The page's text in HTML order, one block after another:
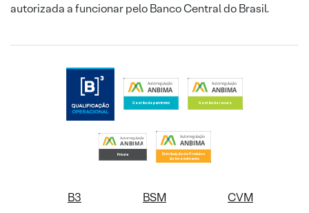
autorizada a funcionar pelo Banco Central do Brasil.
B3 BSM CVM